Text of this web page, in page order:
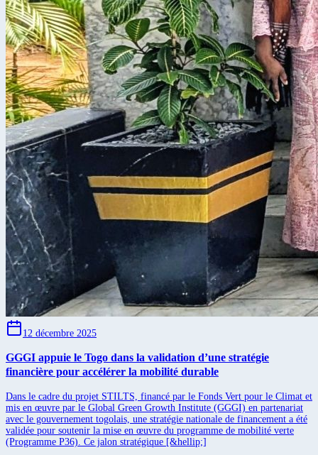
12 décembre 2025
GGGI appuie le Togo dans la validation d’une stratégie
financière pour accélérer la mobilité durable
Dans le cadre du projet STILTS, financé par le Fonds Vert pour le Climat et
mis en œuvre par le Global Green Growth Institute (GGGI) en partenariat
avec le gouvernement togolais, une stratégie nationale de financement a été
validée pour soutenir la mise en œuvre du programme de mobilité verte
(Programme P36). Ce jalon stratégique [&hellip;]